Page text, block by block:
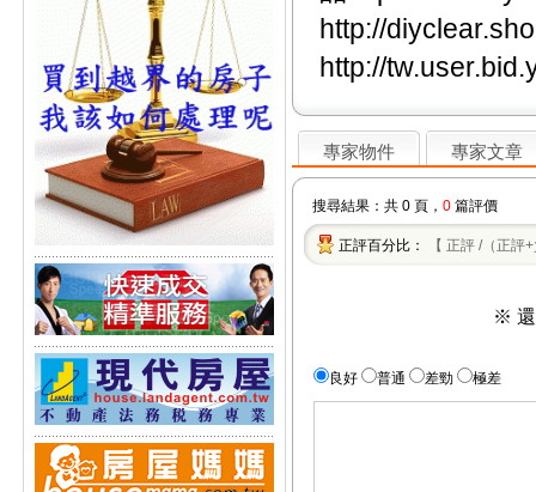
http://
http://
專家物件 專家文章
搜尋結果：共 0 頁， 0 篇評價
正評百分比： 【 正評 /（正評
※
良好 普通 差勁 極差